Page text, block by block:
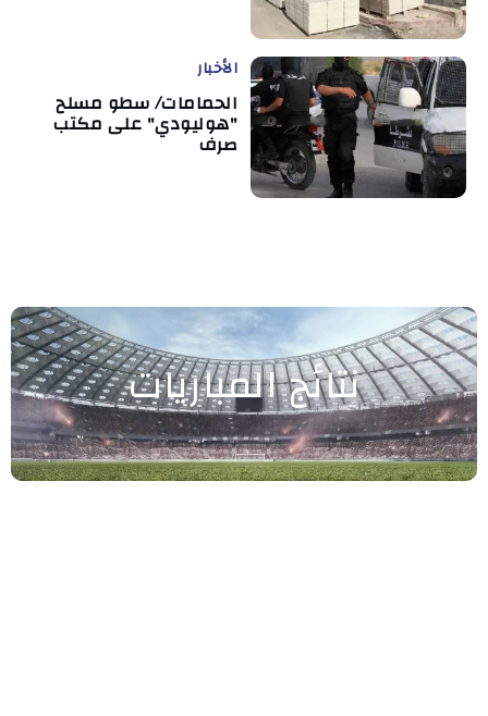
الأخبار
الحمامات/ سطو مسلح
"هوليودي" على مكتب
صرف
نتائج المباريات